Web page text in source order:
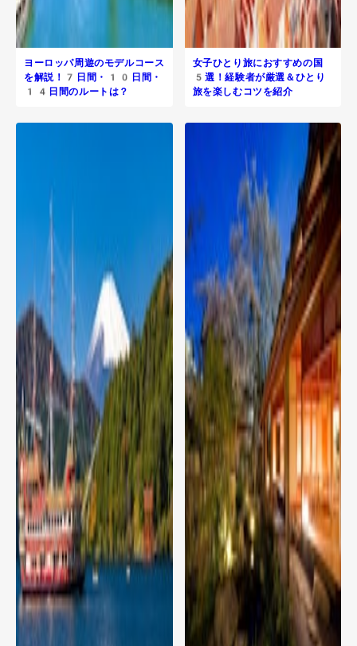
ヨーロッパ周遊のモデルコース
を解説！7日間・10日間・
14日間のルートは？
女子ひとり旅におすすめの国
5選！経験者が厳選＆ひとり
旅を楽しむコツを紹介